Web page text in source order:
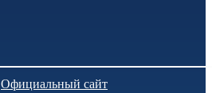
Официальный сайт